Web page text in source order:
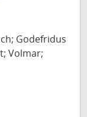
Godefridus
Volmar;